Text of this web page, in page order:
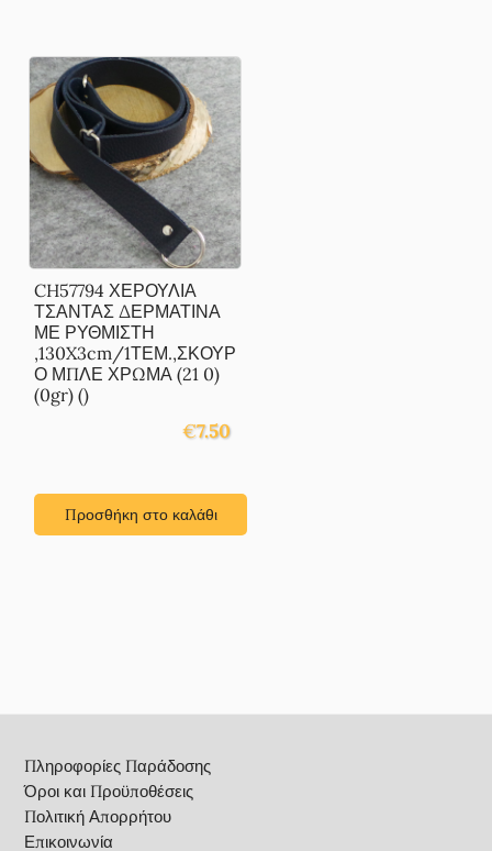
CH57794 ΧΕΡΟΥΛΙΑ
ΤΣΑΝΤΑΣ ΔΕΡΜΑΤΙΝΑ
ΜΕ ΡΥΘΜΙΣΤΗ
,130X3cm/1ΤΕΜ.,ΣΚΟΥΡ
Ο ΜΠΛΕ ΧΡΩΜΑ (21 0)
(0gr) ()
€7.50
Προσθήκη στο καλάθι
Πληροφορίες Παράδοσης
Όροι και Προϋποθέσεις
Πολιτική Απορρήτου
Επικοινωνία